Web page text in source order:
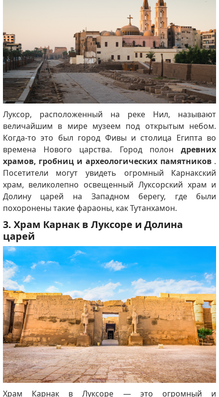
Луксор, расположенный на реке Нил, называют
величайшим в мире музеем под открытым небом.
Когда-то это был город Фивы и столица Египта во
времена Нового царства. Город полондревних
храмов, гробниц и археологических памятников.
Посетители могут увидеть огромный Карнакский
храм, великолепно освещенный Луксорский храм и
Долину царей на Западном берегу, где были
похоронены такие фараоны, как Тутанхамон.
3. Храм Карнак в Луксоре и Долина
царей
Храм Карнак в Луксоре — это огромный и